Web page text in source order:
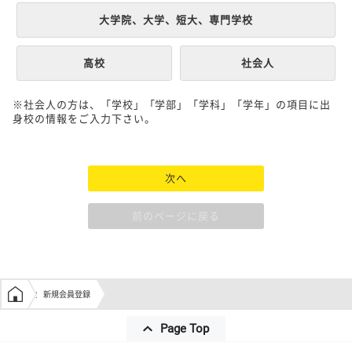
大学院、大学、短大、専門学校
高校 社会人
※社会人の方は、「学校」「学部」「学科」「学年」の項目に出
身校の情報をご入力下さい。
次へ
前のページに戻る
学生の窓口トップ
新規会員登録
Page Top